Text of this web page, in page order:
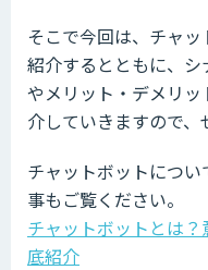
そこで今回は、チャ
紹介するとともに、
やメリット・デメリ
介していきますので、
チャットボットにつ
事もご覧ください。
チャットボットとは
底紹介